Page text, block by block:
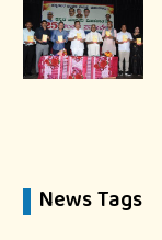
News Tags